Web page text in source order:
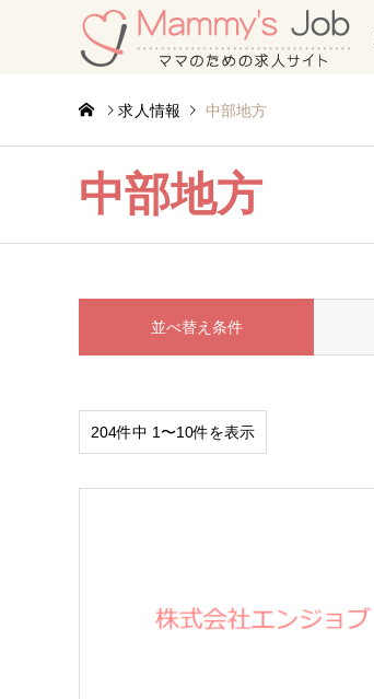
求人情報 中部地方
中部地方
並べ替え条件
204件中 1〜10件を表示